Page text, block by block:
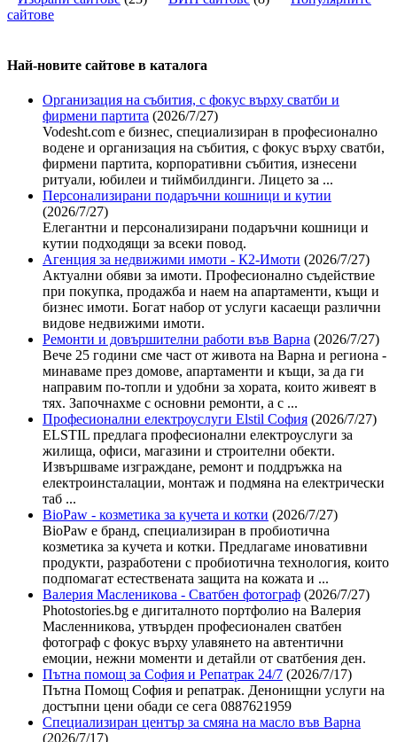
сайтове
Най-новите сайтoве в каталога
Организация на събития, с фокус върху сватби и
фирмени партита (2026/7/27)
Vodesht.com е бизнес, специализиран в професионално
водене и организация на събития, с фокус върху сватби,
фирмени партита, корпоративни събития, изнесени
ритуали, юбилеи и тиймбилдинги. Лицето за ...
Персонализирани подаръчни кошници и кутии
(2026/7/27)
Елегантни и персонализирани подаръчни кошници и
кутии подходящи за всеки повод.
Агенция за недвижими имоти - К2-Имоти (2026/7/27)
Актуални обяви за имоти. Професионално съдействие
при покупка, продажба и наем на апартаменти, къщи и
бизнес имоти. Богат набор от услуги касаещи различни
видове недвижими имоти.
Ремонти и довършителни работи във Варна (2026/7/27)
Вече 25 години сме част от живота на Варна и региона -
минаваме през домове, апартаменти и къщи, за да ги
направим по-топли и удобни за хората, които живеят в
тях. Започнахме с основни ремонти, а с ...
Професионални електроуслуги Elstil София (2026/7/27)
ELSTIL предлага професионални електроуслуги за
жилища, офиси, магазини и строителни обекти.
Извършваме изграждане, ремонт и поддръжка на
електроинсталации, монтаж и подмяна на електрически
таб ...
BioPaw - козметика за кучета и котки (2026/7/27)
BioPaw е бранд, специализиран в пробиотична
козметика за кучета и котки. Предлагаме иновативни
продукти, разработени с пробиотична технология, които
подпомагат естествената защита на кожата и ...
Валерия Масленикова - Сватбен фотограф (2026/7/27)
Photostories.bg е дигиталното портфолио на Валерия
Масленникова, утвърден професионален сватбен
фотограф с фокус върху улавянето на автентични
емоции, нежни моменти и детайли от сватбения ден.
Пътна помощ за София и Репатрак 24/7 (2026/7/17)
Пътна Помощ София и репатрак. Денонищни услуги на
достъпни цени обади се сега 0887621959
Специализиран център за смяна на масло във Варна
(2026/7/17)